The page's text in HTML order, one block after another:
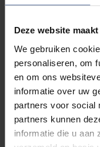
Deze website
We gebruiken
personaliseren, om
en om ons
informatie over uw
partners voor social
partners kunnen
informatie die u aan
meerdere jaren
verzamelen,
waard,” vertelt